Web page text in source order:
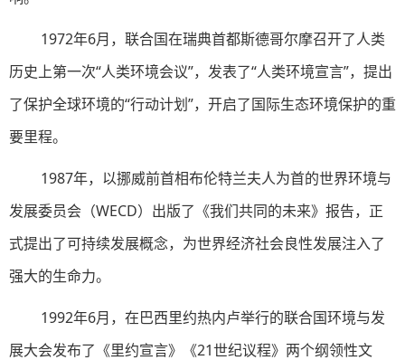
1972年6月，联合国在瑞典首都斯德哥尔摩召开了人类
历史上第一次“人类环境会议”，发表了“人类环境宣言”，提出
了保护全球环境的“行动计划”，开启了国际生态环境保护的重
要里程。
1987年，以挪威前首相布伦特兰夫人为首的世界环境与
发展委员会（WECD）出版了《我们共同的未来》报告，正
式提出了可持续发展概念，为世界经济社会良性发展注入了
强大的生命力。
1992年6月，在巴西里约热内卢举行的联合国环境与发
展大会发布了《里约宣言》《21世纪议程》两个纲领性文